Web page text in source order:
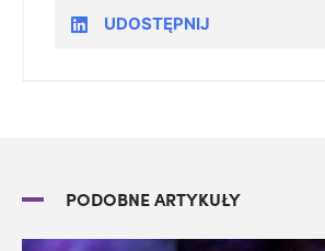
UDOSTĘPNIJ
PODOBNE ARTYKUŁY